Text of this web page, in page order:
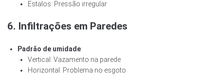
Estalos: Pressão irregular
6. Infiltrações em Paredes
Padrão de umidade:
Vertical: Vazamento na parede
Horizontal: Problema no esgoto